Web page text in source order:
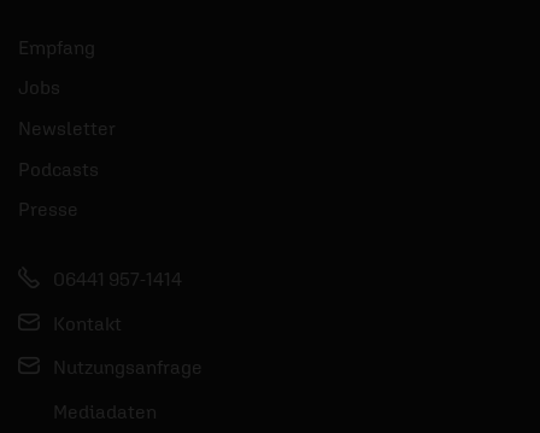
Empfang
Jobs
Newsletter
Podcasts
Presse
06441 957-1414
Kontakt
Nutzungsanfrage
Mediadaten